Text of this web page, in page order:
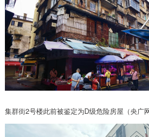
集群街2号楼此前被鉴定为D级危险房屋（央广